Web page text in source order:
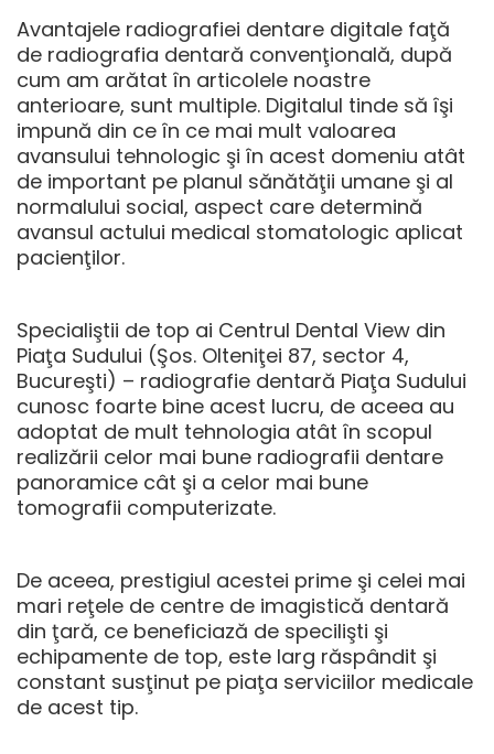
Avantajele radiografiei dentare digitale faţă
de radiografia dentară convenţională, după
cum am arătat în articolele noastre
anterioare, sunt multiple. Digitalul tinde să îşi
impună din ce în ce mai mult valoarea
avansului tehnologic şi în acest domeniu atât
de important pe planul sănătăţii umane şi al
normalului social, aspect care determină
avansul actului medical stomatologic aplicat
pacienţilor.
Specialiştii de top ai Centrul Dental View din
Piaţa Sudului (Şos. Olteniţei 87, sector 4,
Bucureşti) – radiografie dentară Piaţa Sudului
cunosc foarte bine acest lucru, de aceea au
adoptat de mult tehnologia atât în scopul
realizării celor mai bune radiografii dentare
panoramice cât şi a celor mai bune
tomografii computerizate.
De aceea, prestigiul acestei prime şi celei mai
mari reţele de centre de imagistică dentară
din ţară, ce beneficiază de specilişti şi
echipamente de top, este larg răspândit şi
constant susţinut pe piaţa serviciilor medicale
de acest tip.